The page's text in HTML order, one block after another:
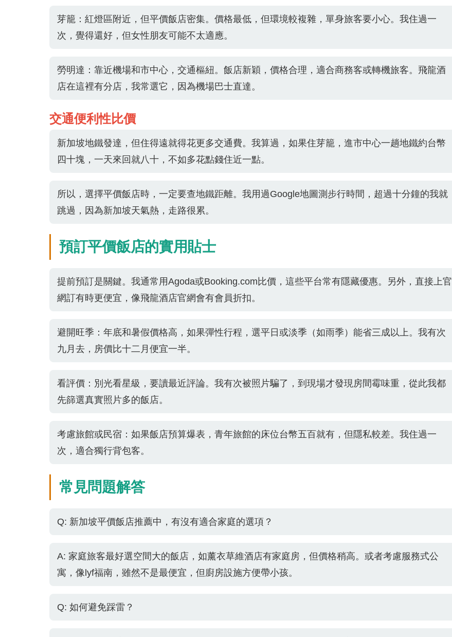
芽籠：紅燈區附近，但平價飯店密集。價格最低，但環境較複雜，單身旅客要小心。我住過一
次，覺得還好，但女性朋友可能不太適應。
勞明達：靠近機場和市中心，交通樞紐。飯店新穎，價格合理，適合商務客或轉機旅客。飛龍酒
店在這裡有分店，我常選它，因為機場巴士直達。
交通便利性比價
新加坡地鐵發達，但住得遠就得花更多交通費。我算過，如果住芽籠，進市中心一趟地鐵約台幣
四十塊，一天來回就八十，不如多花點錢住近一點。
所以，選擇平價飯店時，一定要查地鐵距離。我用過Google地圖測步行時間，超過十分鐘的我就
跳過，因為新加坡天氣熱，走路很累。
預訂平價飯店的實用貼士
提前預訂是關鍵。我通常用Agoda或Booking.com比價，這些平台常有隱藏優惠。另外，直接上官
網訂有時更便宜，像飛龍酒店官網會有會員折扣。
避開旺季：年底和暑假價格高，如果彈性行程，選平日或淡季（如雨季）能省三成以上。我有次
九月去，房價比十二月便宜一半。
看評價：別光看星級，要讀最近評論。我有次被照片騙了，到現場才發現房間霉味重，從此我都
先篩選真實照片多的飯店。
考慮旅館或民宿：如果飯店預算爆表，青年旅館的床位台幣五百就有，但隱私較差。我住過一
次，適合獨行背包客。
常見問題解答
Q: 新加坡平價飯店推薦中，有沒有適合家庭的選項？
A: 家庭旅客最好選空間大的飯店，如薰衣草維酒店有家庭房，但價格稍高。或者考慮服務式公
寓，像lyf福南，雖然不是最便宜，但廚房設施方便帶小孩。
Q: 如何避免踩雷？